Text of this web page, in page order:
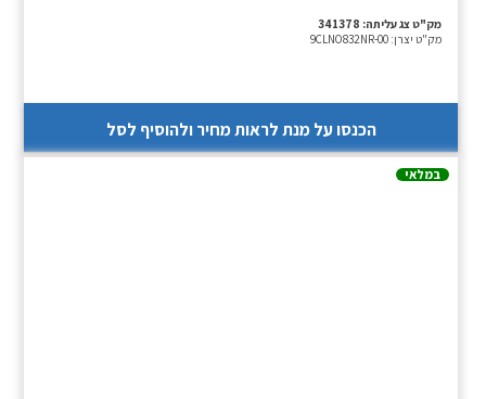
מק"ט צג עליתה: 341378
מק"ט יצרן: 9CLNO832NR-00
הכנסו על מנת לראות מחיר ולהוסיף לסל
במלאי